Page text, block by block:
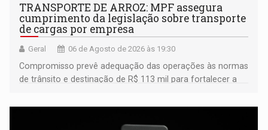
TRANSPORTE DE ARROZ: MPF assegura
cumprimento da legislação sobre transporte
de cargas por empresa
Geral 06 de Agosto de 2026 às 19:30
Compromisso prevê adequação das operações às normas
de trânsito e destinação de R$ 113 mil para fortalecer a